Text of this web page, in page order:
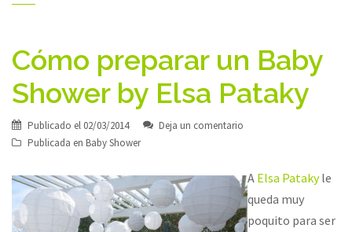
Cómo preparar un Baby
Shower by Elsa Pataky
Publicado el 02/03/2014
Deja un comentario
Publicada en Baby Shower
A Elsa Patakyle
queda muy
poquito para ser